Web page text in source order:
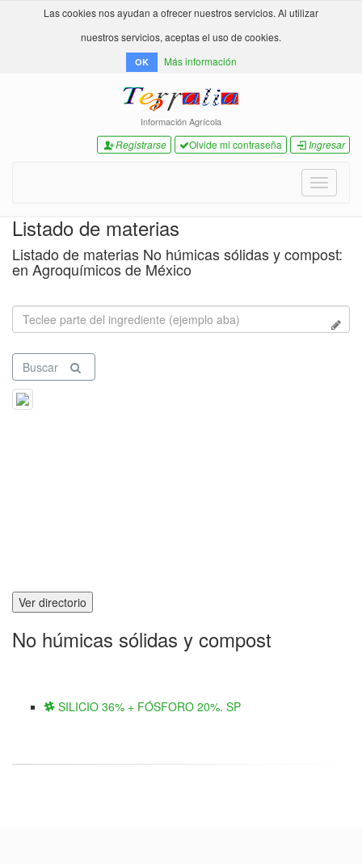
Las cookies nos ayudan a ofrecer nuestros servicios. Al utilizar
nuestros servicios, aceptas el uso de cookies.
OK Más información
Información Agrícola
Registrarse Olvide mi contraseña Ingresar
Toggle
Listado de materias
Listado de materias No húmicas sólidas y compost:
en Agroquímicos de México
Buscar
Ver directorio
No húmicas sólidas y compost
SILICIO 36% + FÓSFORO 20%. SP